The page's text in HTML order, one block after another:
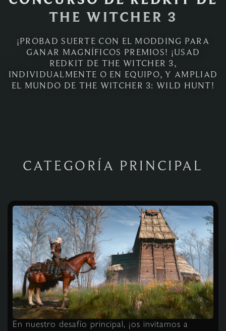
THE WITCHER 3
¡PROBAD SUERTE CON EL MODDING PARA
GANAR MAGNÍFICOS PREMIOS! ¡USAD
REDKIT DE THE WITCHER 3,
INDIVIDUALMENTE O EN EQUIPO, Y AMPLIAD
EL MUNDO DE THE WITCHER 3: WILD HUNT!
CATEGORÍA PRINCIPAL
En nuestro desafío principal, ¡os invitamos a